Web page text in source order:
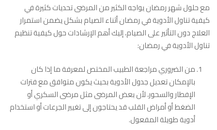
مع حلول شهر رمضان يواجه الكثير من المرضى تحديات كثيرة في
كيفية تناول الأدوية في رمضان أثناء الصيام بشكل يضمن استمرار
العلاج دون التأثير على الصيام، إليك أهم الإرشادات حول كيفية تنظيم
تناول الأدوية في رمضان:
من الضروري مراجعة الطبيب المختص لمعرفة ما إذا كان
بالإمكان تعديل جدول الأدوية بحيث يكون متوافق مع فترات
الإفطار والسحور، لأن بعض المرضى مثل مرضى السكري أو
الضغط أو أمراض القلب قد يحتاجون إلى تغيير الجرعات أو استخدام
أدوية طويلة المفعول.